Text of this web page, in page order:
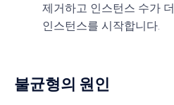
제거하고 인스턴스 수가
인스턴스를 시작합니다.
불균형의 원인